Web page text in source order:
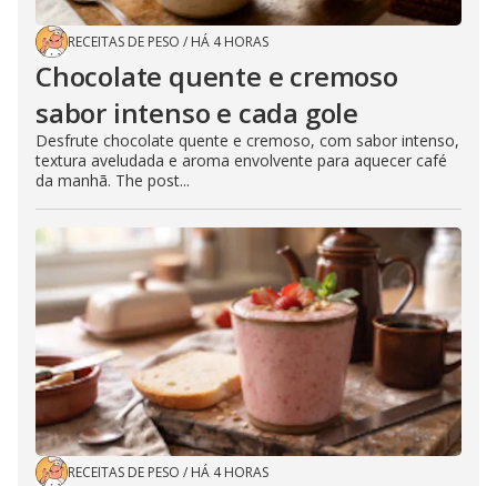
RECEITAS DE PESO / HÁ 4 HORAS
Chocolate quente e cremoso
sabor intenso e cada gole
Desfrute chocolate quente e cremoso, com sabor intenso,
textura aveludada e aroma envolvente para aquecer café
da manhã. The post...
RECEITAS DE PESO / HÁ 4 HORAS